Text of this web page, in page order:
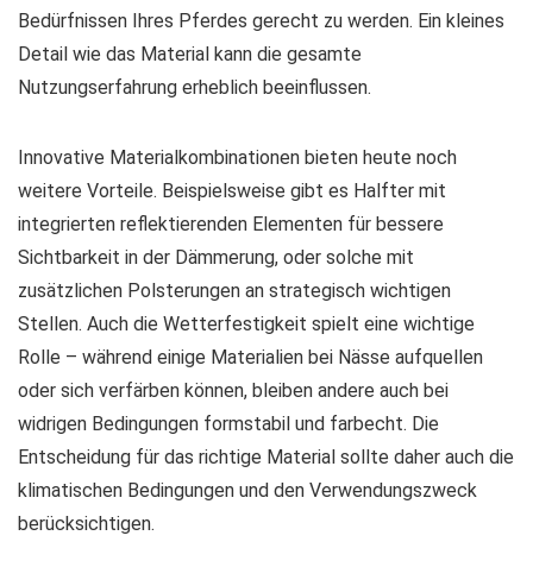
Bedürfnissen Ihres Pferdes gerecht zu werden. Ein kleines
Detail wie das Material kann die gesamte
Nutzungserfahrung erheblich beeinflussen.
Innovative Materialkombinationen bieten heute noch
weitere Vorteile. Beispielsweise gibt es Halfter mit
integrierten reflektierenden Elementen für bessere
Sichtbarkeit in der Dämmerung, oder solche mit
zusätzlichen Polsterungen an strategisch wichtigen
Stellen. Auch die Wetterfestigkeit spielt eine wichtige
Rolle – während einige Materialien bei Nässe aufquellen
oder sich verfärben können, bleiben andere auch bei
widrigen Bedingungen formstabil und farbecht. Die
Entscheidung für das richtige Material sollte daher auch die
klimatischen Bedingungen und den Verwendungszweck
berücksichtigen.